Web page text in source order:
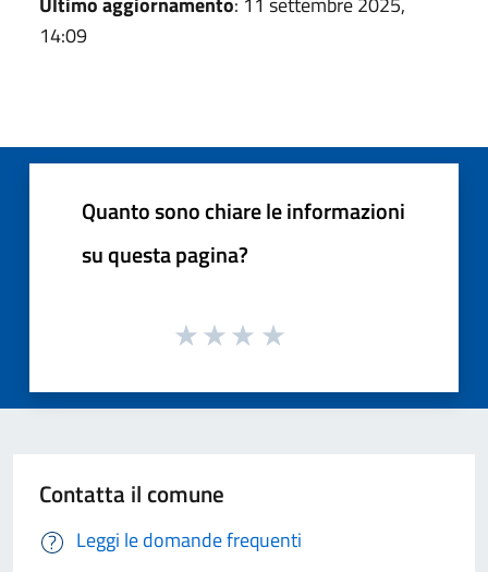
14:09
Quanto sono chiare le informazioni
su questa pagina?
Contatta il comune
Leggi le domande frequenti